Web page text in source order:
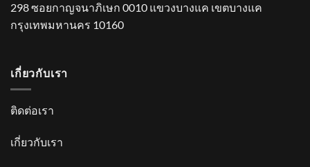
298 ซอยกาญจนาภิเษก 0010 แขวงบางแค เขตบางแค
กรุงเทพมหานคร 10160
เกี่ยวกับเรา
ติดต่อเรา
เกี่ยวกับเรา